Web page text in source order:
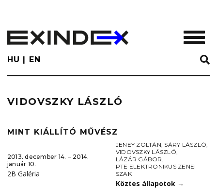
main
content
HU EN
VIDOVSZKY LÁSZLÓ
MINT KIÁLLÍTÓ MŰVÉSZ
2013. december 14. ‒ 2014.
január 10.
2B Galéria
JENEY ZOLTÁN, SÁRY LÁSZLÓ,
VIDOVSZKY LÁSZLÓ,
LÁZÁR GÁBOR,
PTE ELEKTRONIKUS ZENEI
SZAK
Köztes állapotok →